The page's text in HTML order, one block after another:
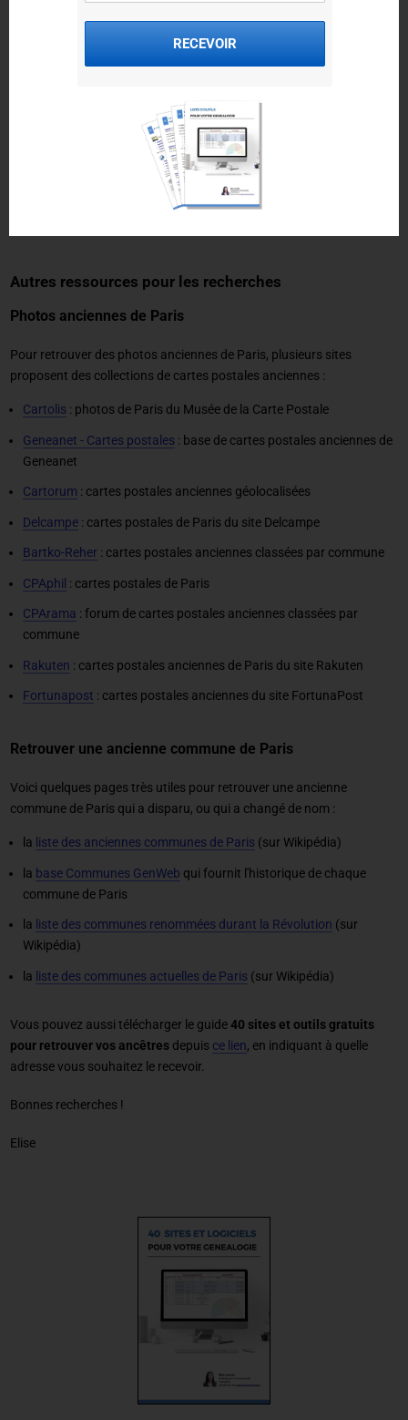
Forums et groupes en ligne de généalogie
Généalogie Paris Ile-de-France
Généalogie dans le 76, 27, 60, 80, 59, 62, Ile de France etc
Autres ressources pour les recherches
Photos anciennes de Paris
Pour retrouver des photos anciennes de Paris, plusieurs sites
proposent des collections de cartes postales anciennes :
Cartolis : photos de Paris du Musée de la Carte Postale
Geneanet - Cartes postales : base de cartes postales anciennes de
Geneanet
Cartorum : cartes postales anciennes géolocalisées
Delcampe: cartes postales de Paris du site Delcampe
Bartko-Reher : cartes postales anciennes classées par commune
CPAphil : cartes postales de Paris
CPArama : forum de cartes postales anciennes classées par
commune
Rakuten : cartes postales anciennes de Paris du site Rakuten
Fortunapost : cartes postales anciennes du site FortunaPost
Retrouver une ancienne commune de Paris
Voici quelques pages très utiles pour retrouver une ancienne
commune de Paris qui a disparu, ou qui a changé de nom :
la liste des anciennes communes de Paris (sur Wikipédia)
la base Communes GenWeb qui fournit l'historique de chaque
commune de Paris
la liste des communes renommées durant la Révolution (sur
Wikipédia)
la liste des communes actuelles de Paris (sur Wikipédia)
Vous pouvez aussi télécharger le guide40 sites et outils gratuits
pour retrouver vos ancêtresdepuis ce lien, en indiquant à quelle
adresse vous souhaitez le recevoir.
Bonnes recherches !
Elise
RECEVOIR